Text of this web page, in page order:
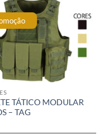
TÁTICO MODULAR
– TAG